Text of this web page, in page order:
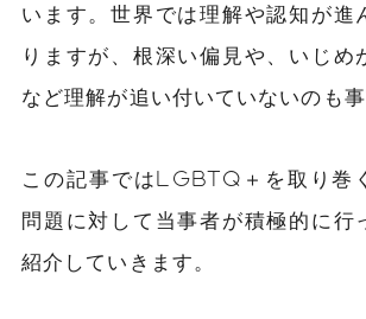
います。世界では理解や認知が進
りますが、根深い偏見や、いじめ
など理解が追い付いていないのも事
この記事ではLGBTQ＋を取り巻
問題に対して当事者が積極的に行
紹介していきます。